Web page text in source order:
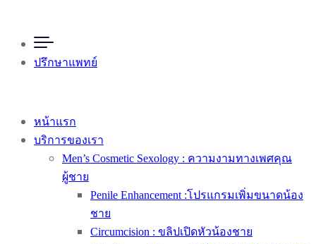
ปรึกษาแพทย์
หน้าแรก
บริการของเรา
Men’s Cosmetic Sexology : ความงามทางเพศคุณ
ผู้ชาย
Penile Enhancement :โปรแกรมเพิ่มขนาดน้อง
ชาย
Circumcision : ขลิปเปิดหัวน้องชาย